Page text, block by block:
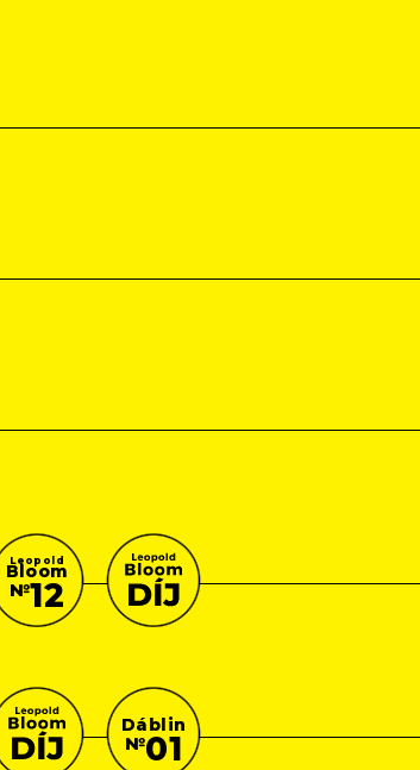
Leopold
Bloom
№12
Dáblin
№01